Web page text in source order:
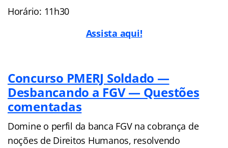
Horário: 11h30
Assista aqui!
Concurso PMERJ Soldado —
Desbancando a FGV — Questões
comentadas
Domine o perfil da banca FGV na cobrança de
noções de Direitos Humanos, resolvendo